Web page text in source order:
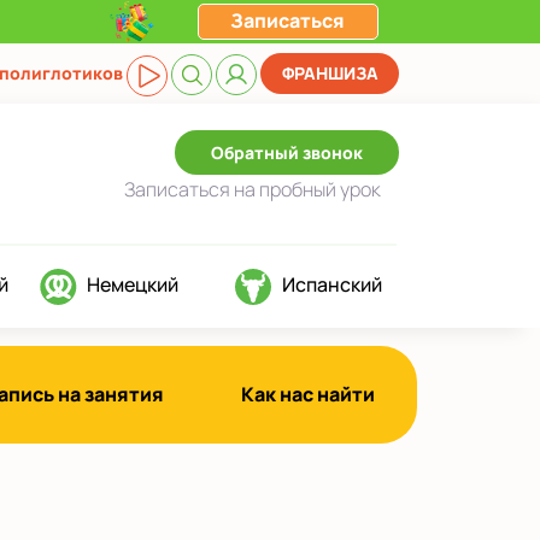
Записаться
ФРАНШИЗА
Обратный звонок
Записаться на пробный урок
Немецкий Испанский
на занятия Как нас найти